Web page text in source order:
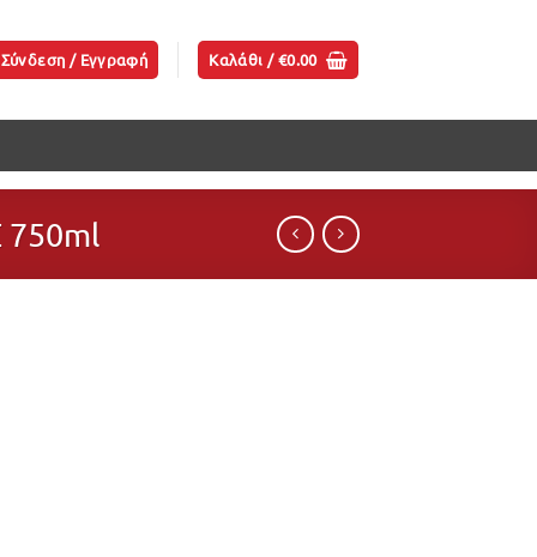
Σύνδεση / Εγγραφή Καλάθι /€0.00